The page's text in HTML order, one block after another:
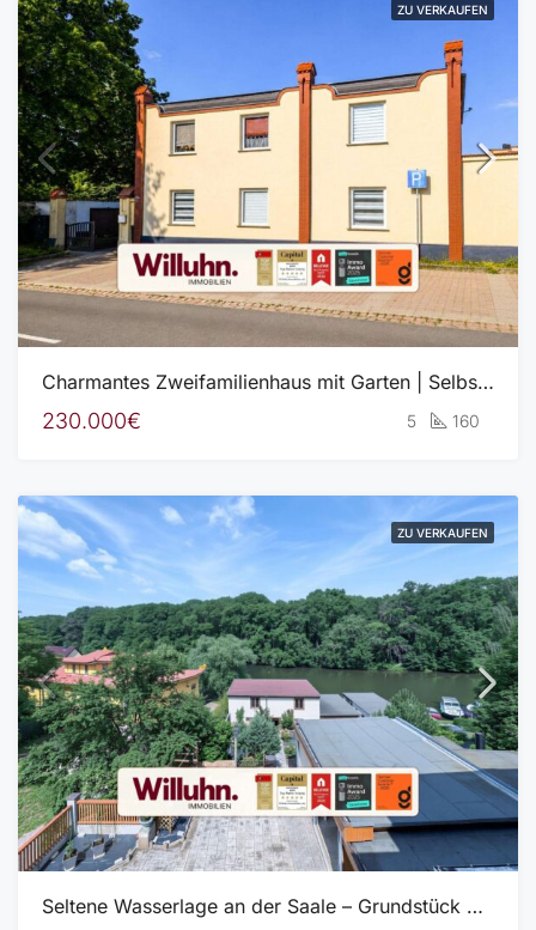
ZU VERKAUFEN
Charmantes Zweifamilienhaus mit Garten | Selbst nutzen, Vermieten oder beides!
230.000€ 5 160
ZU VERKAUFEN
Seltene Wasserlage an der Saale – Grundstück mit genehmigtem Schwimmsteg, Bootshaus und Wohnhaus